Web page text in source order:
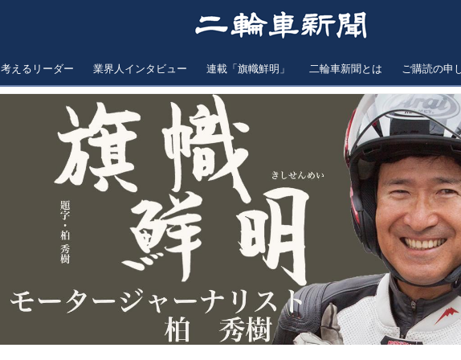
考えるリーダー 業界人インタビュー 連載「旗幟鮮明」 二輪車新聞とは ご購読の申